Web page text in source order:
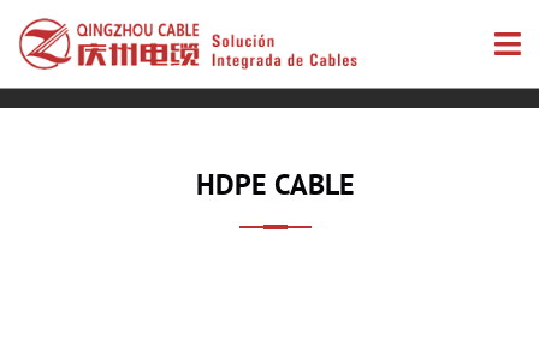
HDPE CABLE